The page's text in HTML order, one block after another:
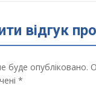
відгук
буде опубліковано.
*